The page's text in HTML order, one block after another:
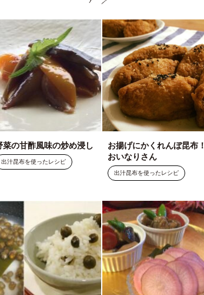
菜の甘酢風味の炒め浸し
出汁昆布を使ったレシピ
お揚げにかくれんぼ昆布！
おいなりさん
出汁昆布を使ったレシピ